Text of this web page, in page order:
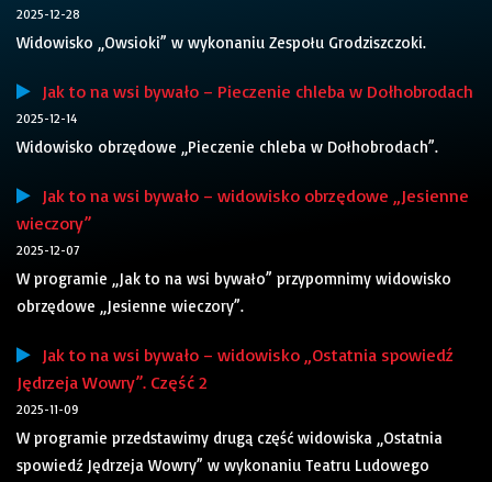
2025-12-28
Widowisko „Owsioki” w wykonaniu Zespołu Grodziszczoki.
Jak to na wsi bywało – Pieczenie chleba w Dołhobrodach
2025-12-14
Widowisko obrzędowe „Pieczenie chleba w Dołhobrodach”.
Jak to na wsi bywało – widowisko obrzędowe „Jesienne
wieczory”
2025-12-07
W programie „Jak to na wsi bywało” przypomnimy widowisko
obrzędowe „Jesienne wieczory”.
Jak to na wsi bywało – widowisko „Ostatnia spowiedź
Jędrzeja Wowry”. Część 2
2025-11-09
W programie przedstawimy drugą część widowiska „Ostatnia
spowiedź Jędrzeja Wowry” w wykonaniu Teatru Ludowego